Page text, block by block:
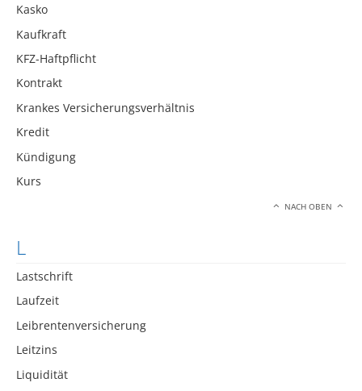
Kasko
Kaufkraft
KFZ-Haftpflicht
Kontrakt
Krankes Versicherungsverhältnis
Kredit
Kündigung
Kurs
NACH OBEN
L
Lastschrift
Laufzeit
Leibrentenversicherung
Leitzins
Liquidität